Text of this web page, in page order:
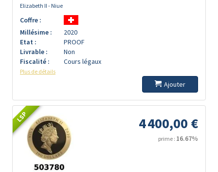
Elizabeth II - Niue
Coffre :
Millésime :
2020
Etat :
PROOF
Livrable :
Non
Fiscalité :
Cours légaux
Plus de détails
Ajouter
LSP 4 400,00 €
prime : 16.67%